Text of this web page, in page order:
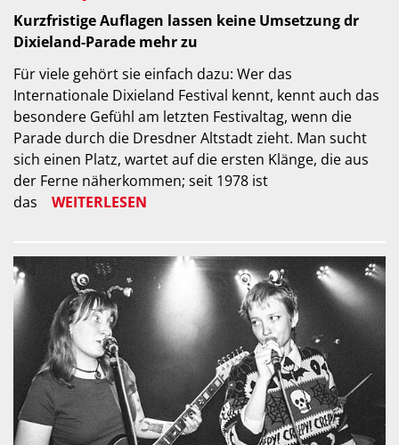
Kurzfristige Auflagen lassen keine Umsetzung dr
Dixieland-Parade mehr zu
Für viele gehört sie einfach dazu: Wer das
Internationale Dixieland Festival kennt, kennt auch das
besondere Gefühl am letzten Festivaltag, wenn die
Parade durch die Dresdner Altstadt zieht. Man sucht
sich einen Platz, wartet auf die ersten Klänge, die aus
der Ferne näherkommen; seit 1978 ist
das
WEITERLESEN